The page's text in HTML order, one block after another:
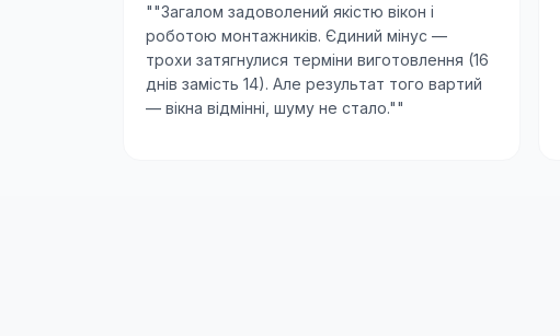
""Загалом задоволений якістю вікон і
роботою монтажників. Єдиний мінус —
трохи затягнулися терміни виготовлення (16
днів замість 14). Але результат того вартий
— вікна відмінні, шуму не стало.""